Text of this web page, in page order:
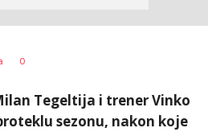
0
Tegeltija i trener Vinko
sezonu, nakon koje